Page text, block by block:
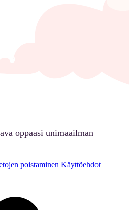
oppaasi unimaailman
poistaminen Käyttöehdot